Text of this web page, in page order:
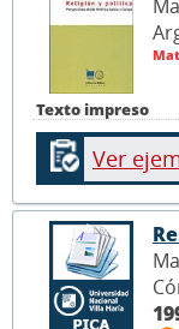
Texto impreso
Ver